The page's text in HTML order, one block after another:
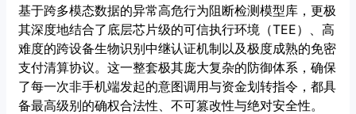
基于跨多模态数据的异常高危行为阻断检测模型库，更极
其深度地结合了底层芯片级的可信执行环境（TEE）、高
难度的跨设备生物识别中继认证机制以及极度成熟的免密
支付清算协议。这一整套极其庞大复杂的防御体系，确保
了每一次非手机端发起的意图调用与资金划转指令，都具
备最高级别的确权合法性、不可篡改性与绝对安全性。